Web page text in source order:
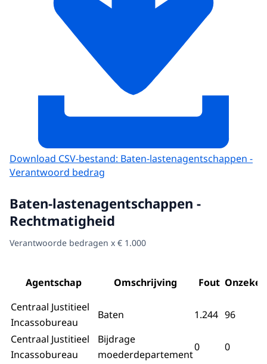
Download CSV-bestand: Baten-lastenagentschappen -
Verantwoord bedrag
Baten-lastenagentschappen -
Rechtmatigheid
Verantwoorde bedragen x € 1.000
Agentschap Omschrijving Fout
Centraal Justitieel
Incassobureau
Baten 1.244 96
Centraal Justitieel
Incassobureau
Bijdrage
moederdepartement
0
0